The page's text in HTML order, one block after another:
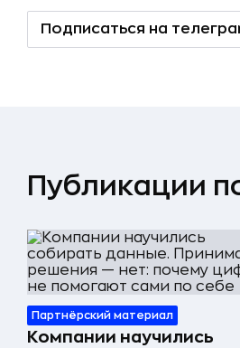
Подписаться на
Публикации
Партнёрский материал
Компании научились